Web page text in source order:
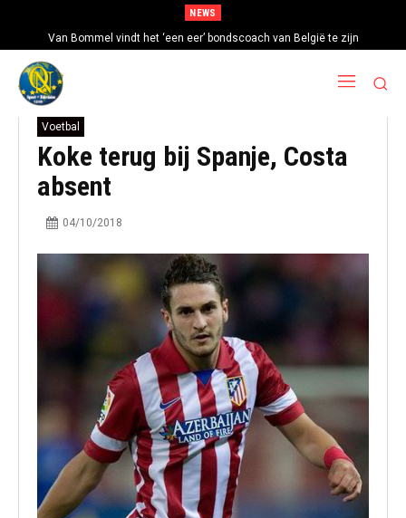
NEWS
Van Bommel vindt het ‘een eer’ bondscoach van België te zijn
Voetbal
Koke terug bij Spanje, Costa
absent
04/10/2018